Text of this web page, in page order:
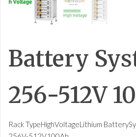
Battery
256-512V
Rack TypeHighVoltageLithium